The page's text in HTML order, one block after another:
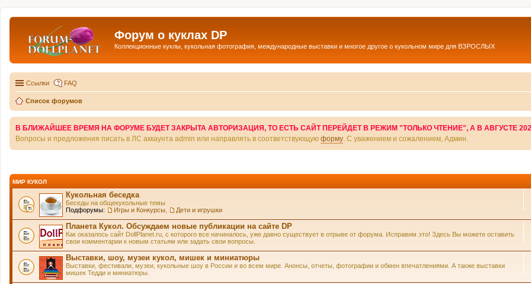
Форум о куклах DP
Коллекционные куклы, кукольная фотография, международные выставки и многое другое о кукольном мире для ВЗРОСЛЫХ
Ссылки FAQ
Список форумов
В БЛИЖАЙШЕЕ ВРЕМЯ НА ФОРУМЕ БУДЕТ ЗАКРЫТА АВТОРИЗАЦИЯ, ТО ЕСТЬ САЙТ ПЕРЕЙДЕТ В РЕЖИМ "ТОЛЬКО ЧТЕНИЕ", А В АВГУСТЕ
Вопросы и предложения писать в ЛС аккаунта admin или направлять в соответствующую форму . С уважением и сожалением, Админ.
МИР КУКОЛ
Кукольная беседка
Беседы на общекукольные темы
Подфорумы:
Игры и Конкурсы Дети и игрушки
Планета Кукол. Обсуждаем новые публикации на сайте DP
Как оказалось сайт DollPlanet.ru, с которого все начиналось, уже давно существует в отрыве от форума. Исправим это! Здесь Вы можете оставить
свои комментарии к новым статьям или задать свои вопросы.
Выставки, шоу, музеи кукол, мишек и миниатюры
Выставки, фестивали, музеи, кукольные шоу в России и во всем мире. Анонсы, отчеты, фотографии и обмен впечатлениями. А также выставки
мишек Тедди и миниатюры.